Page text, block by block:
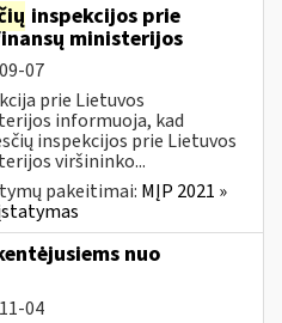
inspekcijos prie
ministerijos
07
prie Lietuvos
informuoja, kad
inspekcijos prie Lietuvos
viršininko...
pakeitimai: MĮP 2021 »
nuo
04